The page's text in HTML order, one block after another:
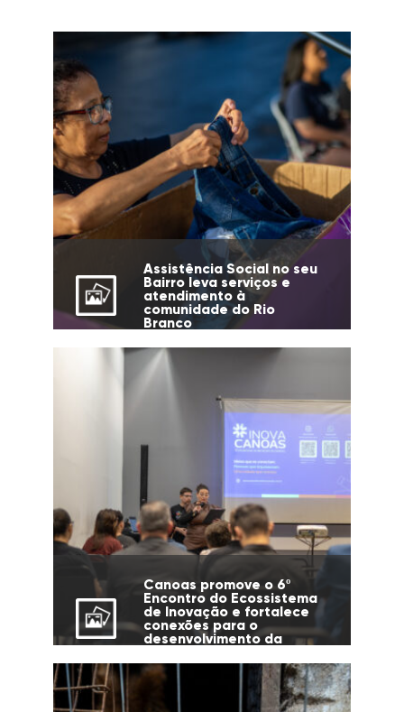
Assistência Social no seu
Bairro leva serviços e
atendimento à
comunidade do Rio
Branco
Canoas promove o 6º
Encontro do Ecossistema
de Inovação e fortalece
conexões para o
desenvolvimento da